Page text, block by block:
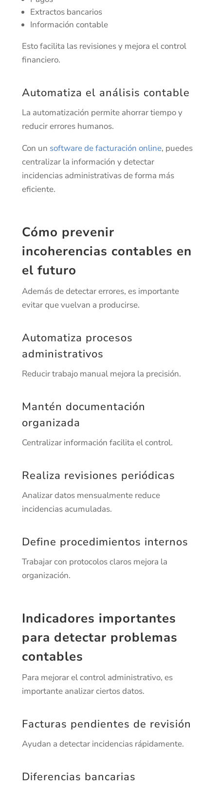
Extractos bancarios
Información contable
Esto facilita las revisiones y mejora el control
financiero.
Automatiza el análisis contable
La automatización permite ahorrar tiempo y
reducir errores humanos.
Con un software de facturación online, puedes
centralizar la información y detectar
incidencias administrativas de forma más
eficiente.
Cómo prevenir
incoherencias contables en
el futuro
Además de detectar errores, es importante
evitar que vuelvan a producirse.
Automatiza procesos
administrativos
Reducir trabajo manual mejora la precisión.
Mantén documentación
organizada
Centralizar información facilita el control.
Realiza revisiones periódicas
Analizar datos mensualmente reduce
incidencias acumuladas.
Define procedimientos internos
Trabajar con protocolos claros mejora la
organización.
Indicadores importantes
para detectar problemas
contables
Para mejorar el control administrativo, es
importante analizar ciertos datos.
Facturas pendientes de revisión
Ayudan a detectar incidencias rápidamente.
Diferencias bancarias